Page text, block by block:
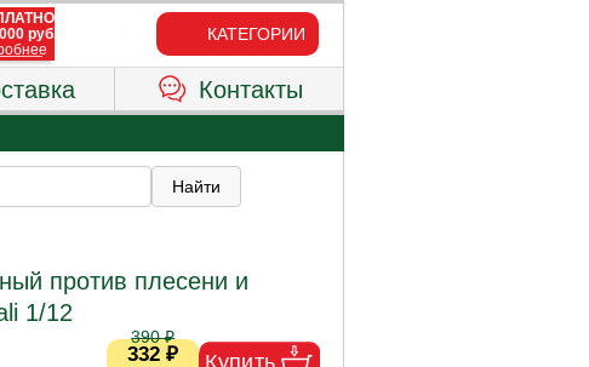
КАТЕГОРИИ
Контакты
против плесени и
1/12
332 ₽
390 ₽